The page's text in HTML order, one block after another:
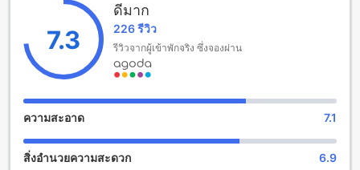
สนุกสนานกับสิ่งอำนวยความสะดวกในทรายทอง รีสอร์ท
ทรายทอง รีสอร์ท เป็นสถานที่พักผ่อนที่น่าตื่นเต้นและสนุกสนาน
ในตรัง ไม่เพียงแต่มีร้านค้าที่หลากหลายเพื่อให้คุณได้ช้อปปิ้งอย่าง
สนุกสนาน แต่ยังมีสวนสวยงามที่คุณสามารถเดินเล่นและผ่อน
ครอบครัวได้ ไม่ว่าจะเป็นสระว่ายน้ำส่วนตัวที่สดชื่นหรือห้องออก
กำลังกายที่มีอุปกรณ์ครบครัน ทรายทอง รีสอร์ท จะทำให้คุณมี
ความสุขและสนุกสนานในการพักผ่อนของคุณในตรัง
7.3
ดีมาก
226 รีวิว
รีวิวจากผู้เข้าพักจริง ซึ่งจองผ่าน
ความสะอาด 7.1
สิ่งอำนวยความสะดวก 6.9